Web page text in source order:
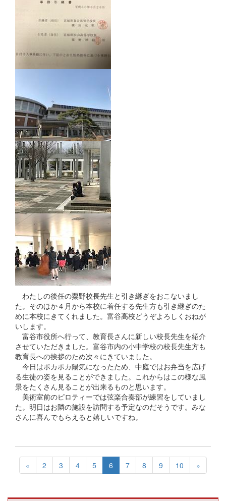
わたしの後任の粟野校長先生と引き継ぎをおこないまし
た。そのほか４月から本校に着任する先生方も引き継ぎのた
めに本校にきてくれました。富谷高校どうぞよろしくおねが
いします。
富谷市役所へ行って、教育長さんに新しい校長先生を紹介
させていただきました。富谷市内の小中学校の校長先生方も
教育長への挨拶のため次々にきていました。
今日はポカポカ陽気になったため、中庭ではお弁当を広げ
る生徒の姿を見ることができました。これからはこの様な風
景をたくさん見ることが出来るものと思います。
美術室前のピロティーでは弦楽合奏部が練習をしていまし
た。明日はお隣の施設を訪問する予定なのだそうです。みな
さんに喜んでもらえると嬉しいですね。
« 2 3 4 5 6 7 8 9 10 »